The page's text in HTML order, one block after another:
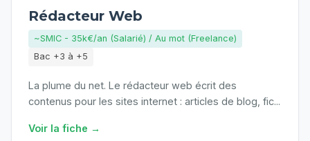
Rédacteur Web
~SMIC - 35k€/an (Salarié) / Au mot (Freelance)
Bac +3 à +5
La plume du net. Le rédacteur web écrit des
contenus pour les sites internet : articles de blog, fic...
Voir la fiche →